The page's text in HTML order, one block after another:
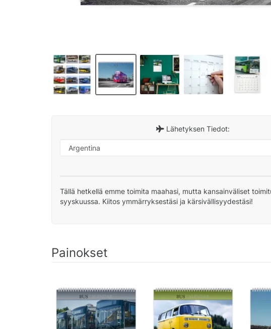
Lähetyksen Tiedot:
Tällä hetkellä emme toimita maahasi, mutta kansainväliset
syyskuussa. Kiitos ymmärryksestäsi ja kärsivällisyydestäsi!
Painokset